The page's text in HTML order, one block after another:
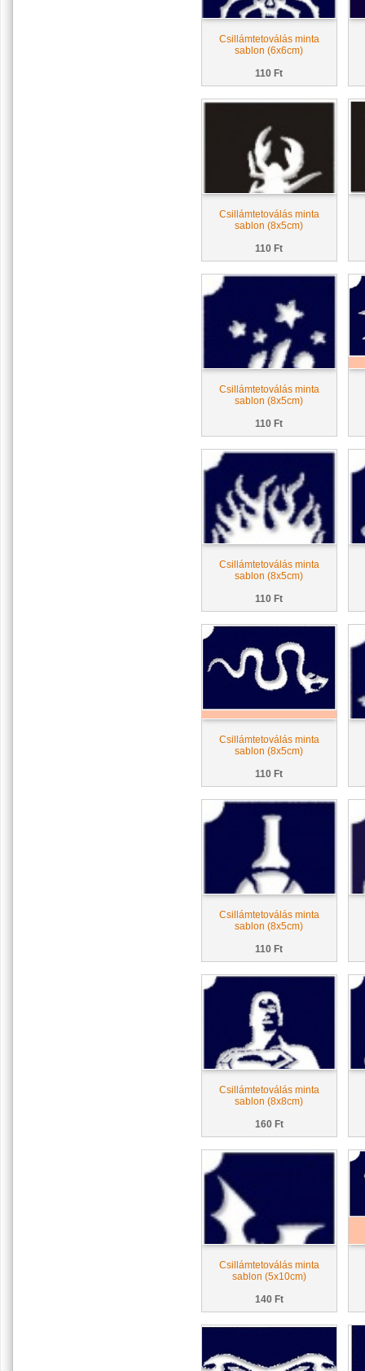
Csillámtetoválás minta
sablon (6x6cm)
110 Ft
Csillámtetoválás minta
sablon (8x5cm)
110 Ft
Csillámtetoválás minta
sablon (8x5cm)
110 Ft
Csillámtetoválás minta
sablon (8x5cm)
110 Ft
Csillámtetoválás minta
sablon (8x5cm)
110 Ft
Csillámtetoválás minta
sablon (8x5cm)
110 Ft
Csillámtetoválás minta
sablon (8x8cm)
160 Ft
Csillámtetoválás minta
sablon (5x10cm)
140 Ft